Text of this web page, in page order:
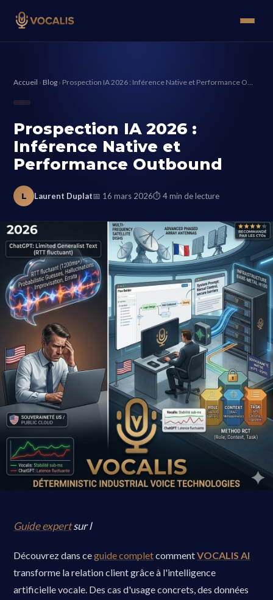
Accueil › Blog › Prospection IA 2026 : Inférence Native et Performance O…
Prospection IA 2026 :
Inférence Native et
Performance Outbound
L Laurent Duplat📅 16 mars 2026⏱ 4 min de lecture
Guide expertsur l
Découvrez dans ceguide completcommentVOCALIS AI
transforme la relation client grâce à l'intelligence
artificielle vocale. Des cas d'usage concrets, des données